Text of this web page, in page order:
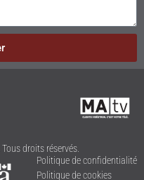
droits réservés.
Politique de confidentialité
Politique de cookies